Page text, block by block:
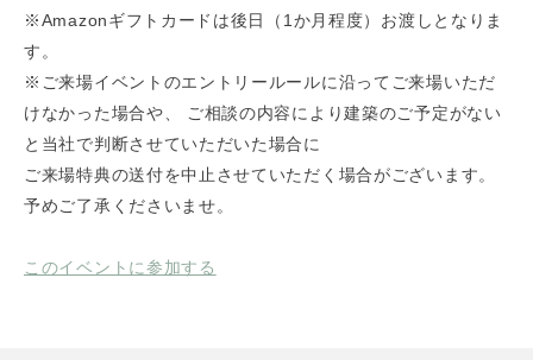
※Amazonギフトカードは後日（1か月程度）お渡しとなりま
す。
※ご来場イベントのエントリールールに沿ってご来場いただ
けなかった場合や、 ご相談の内容により建築のご予定がない
と当社で判断させていただいた場合に
ご来場特典の送付を中止させていただく場合がございます。
予めご了承くださいませ。
このイベントに参加する